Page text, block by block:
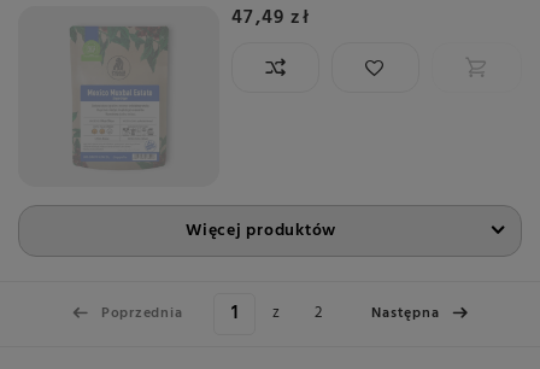
47,49 zł
Więcej produktów
Poprzednia z 2 Następna